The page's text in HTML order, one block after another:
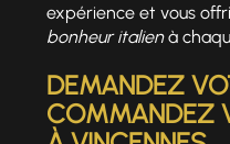
expérience et vous
bonheur italienà
DEMANDEZ
COMMANDEZ